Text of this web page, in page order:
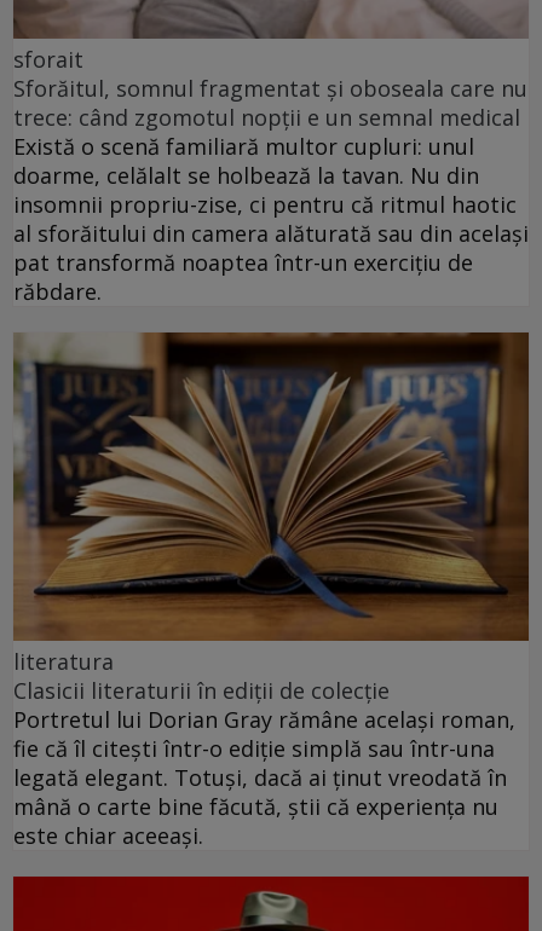
sforait
Sforăitul, somnul fragmentat și oboseala care nu
trece: când zgomotul nopții e un semnal medical
Există o scenă familiară multor cupluri: unul
doarme, celălalt se holbează la tavan. Nu din
insomnii propriu-zise, ci pentru că ritmul haotic
al sforăitului din camera alăturată sau din același
pat transformă noaptea într-un exercițiu de
răbdare.
literatura
Clasicii literaturii în ediții de colecție
Portretul lui Dorian Gray rămâne același roman,
fie că îl citești într-o ediție simplă sau într-una
legată elegant. Totuși, dacă ai ținut vreodată în
mână o carte bine făcută, știi că experiența nu
este chiar aceeași.